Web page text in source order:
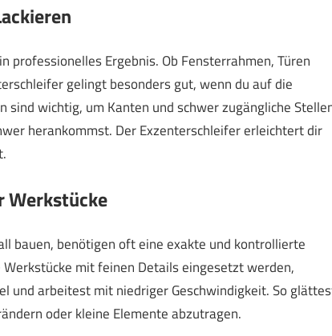
professionelles Ergebnis. Ob Fensterrahmen, Türen
gelingt besonders gut, wenn du auf die
wichtig, um Kanten und schwer zugängliche
herankommst. Der Exzenterschleifer erleichtert dir
Werkstücke
bauen, benötigen oft eine exakte und kontrollierte
mit feinen Details eingesetzt werden,
und arbeitest mit niedriger Geschwindigkeit. So
oder kleine Elemente abzutragen.